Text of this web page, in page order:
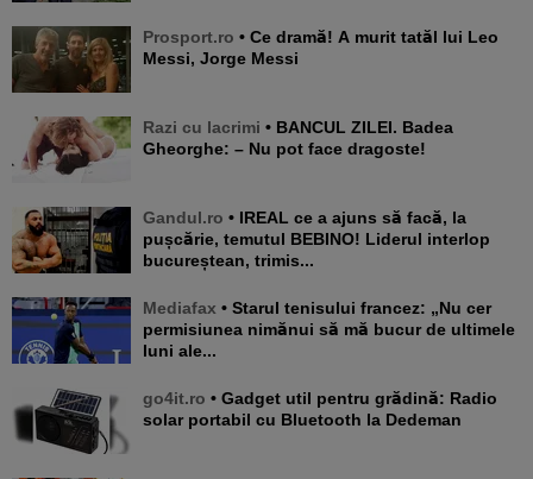
Prosport.ro • Ce dramă! A murit tatăl lui Leo
Messi, Jorge Messi
Razi cu lacrimi • BANCUL ZILEI. Badea
Gheorghe: – Nu pot face dragoste!
Gandul.ro • IREAL ce a ajuns să facă, la
pușcărie, temutul BEBINO! Liderul interlop
bucureștean, trimis...
Mediafax • Starul tenisului francez: „Nu cer
permisiunea nimănui să mă bucur de ultimele
luni ale...
go4it.ro • Gadget util pentru grădină: Radio
solar portabil cu Bluetooth la Dedeman